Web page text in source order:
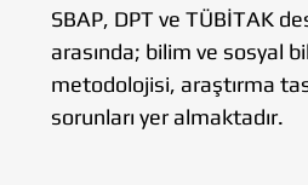
SBAP, DPT ve TÜBİTAK
arasında; bilim ve sosyal
metodolojisi, araştırma
sorunları yer almaktadır.